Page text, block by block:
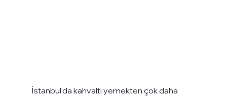
İstanbul'da kahvaltı yemekten çok daha